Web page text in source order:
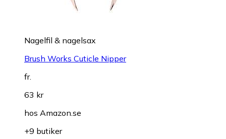
Nagelfil & nagelsax
Brush Works Cuticle Nipper
fr.
63 kr
hos Amazon.se
+9 butiker